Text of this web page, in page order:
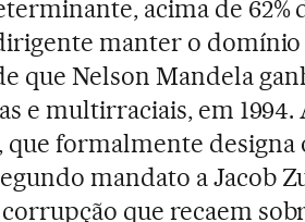
acima de 62%
manter o domínio
que Nelson Mandela
e multirraciais, em
que formalmente designa
mandato a Jacob
que recaem